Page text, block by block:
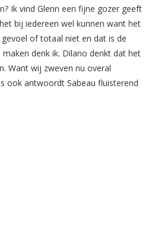
Ik vind Glenn een fijne gozer geeft
bij iedereen wel kunnen want het
of totaal niet en dat is de
denk ik. Dilano denkt dat het
Want wij zweven nu overal
ook antwoordt Sabeau fluisterend